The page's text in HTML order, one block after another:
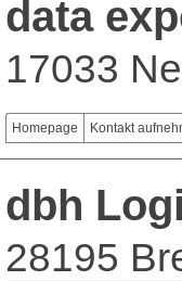
data
17033
Homepage Kontakt
dbh
28195